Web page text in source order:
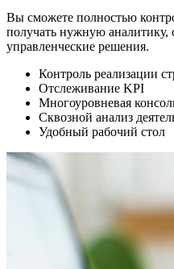
Вы сможете полностью
получать нужную аналитику,
управленческие решения.
Контроль реализации
Отслеживание KPI
Многоуровневая
Сквозной анализ
Удобный рабочий стол